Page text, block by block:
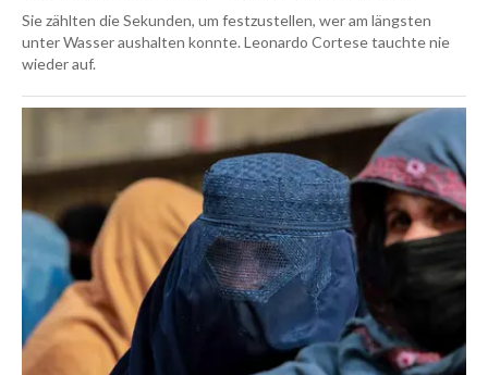
Sie zählten die Sekunden, um festzustellen, wer am längsten
unter Wasser aushalten konnte. Leonardo Cortese tauchte nie
wieder auf.